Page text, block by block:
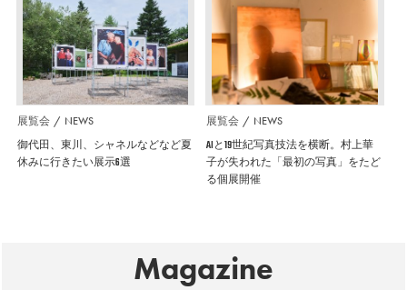
展覧会 NEWS
御代田、東川、シャネルなどなど夏
休みに行きたい展示6選
展覧会 NEWS
AIと19世紀写真技法を横断。村上華
子が失われた「最初の写真」をたど
る個展開催
Magazine